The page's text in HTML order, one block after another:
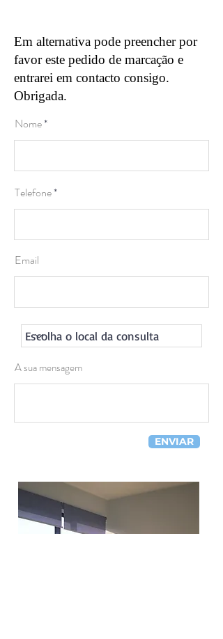
Em alternativa pode preencher por
favor este pedido de marcação e
entrarei em contacto consigo.
Obrigada.
Nome
Telefone
Email
A sua mensagem
ENVIAR